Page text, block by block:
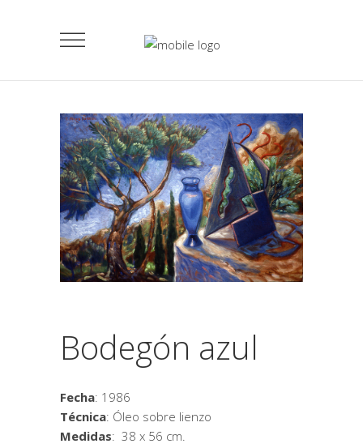
Bodegón azul
Fecha: 1986
Técnica: Óleo sobre lienzo
Medidas: 38 x 56 cm.